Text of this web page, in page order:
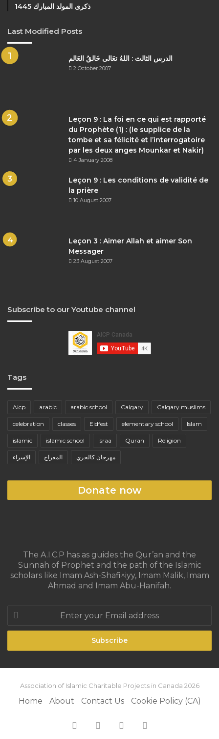
ذكرى المولد المبارك 1445
Last Modified Posts
الدرس الثالث : اللهُ تعَالى خَالقُ العَالم
2 October 2007
Leçon 9 : La foi en ce qui est rapporté
du Prophète (1) : (le supplice de la
tombe et sa félicité et l’interrogatoire
par les deux anges Mounkar et Nakir)
4 January 2008
Leçon 9 : Les conditions de validité de
la prière
10 August 2007
Leçon 3 : Aimer Allah et aimer Son
Messager
23 August 2007
Subscribe to our Youtube channel
Tags
Aicp arabic arabic school Calgary Calgary muslims
celebration classes Eidfest elementary school Islam
islamic islamic school israa Quran Religion
الإسراء المعراج مهرجان كالجري
Donate now
The A.I.C.P has as guides the Qur’an and the
Sunnah of Prophet and the path of the Islamic
scholars like Imam Ash-Shafi^iyy, Imam Malik, Imam
Ahmad and Imam Abu-Hanifah.
Enter
your
Email
Association of Islamic Charitable Projects in Canada 2026
Home About Contact Us Cookie Policy (CA)
Facebook YouTube